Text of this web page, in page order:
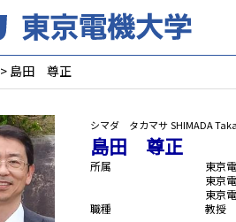
> 島田 尊正
シマダ タカマサSHIMADA
島田 尊正
所属
東京
東京
東京
職種
教授